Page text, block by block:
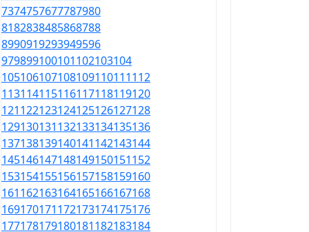
7374757677787980
8182838485868788
8990919293949596
979899100101102103104
105106107108109110111112
113114115116117118119120
121122123124125126127128
129130131132133134135136
137138139140141142143144
145146147148149150151152
153154155156157158159160
161162163164165166167168
169170171172173174175176
177178179180181182183184